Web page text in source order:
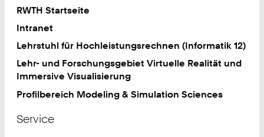
RWTH Startseite
Intranet
Lehrstuhl für Hochleistungsrechnen (Informatik 12)
Lehr- und Forschungsgebiet Virtuelle Realität und
Immersive Visualisierung
Profilbereich Modeling & Simulation Sciences
Service